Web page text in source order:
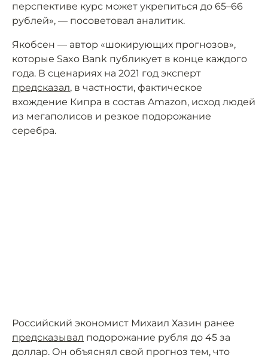
перспективе курс может укрепиться до 65–66
рублей», — посоветовал аналитик.
Якобсен — автор «шокирующих прогнозов»,
которые Saxo Bank публикует в конце каждого
года. В сценариях на 2021 год эксперт
предсказал, в частности, фактическое
вхождение Кипра в состав Amazon, исход людей
из мегаполисов и резкое подорожание
серебра.
Российский экономист Михаил Хазин ранее
предсказывал подорожание рубля до 45 за
доллар. Он объяснял свой прогноз тем, что